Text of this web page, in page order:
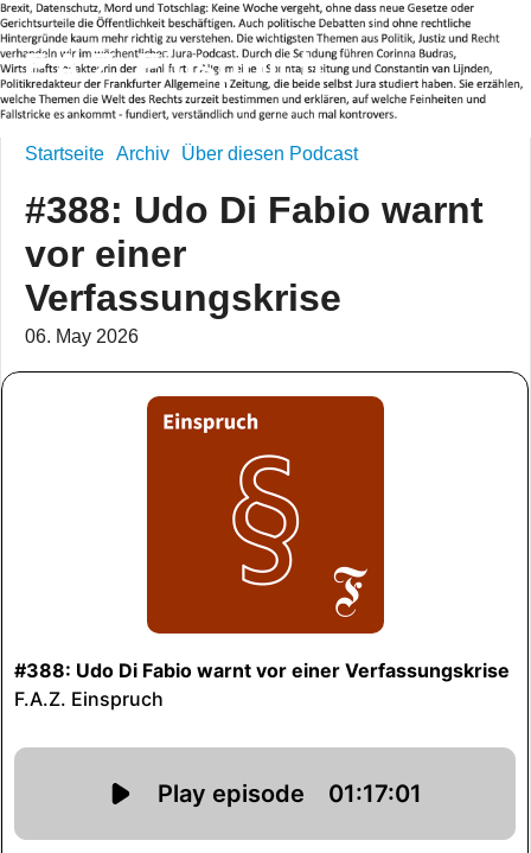
F.A.Z. Einspruch
Startseite Archiv Über diesen Podcast
#388: Udo Di Fabio warnt
vor einer
Verfassungskrise
06. May 2026